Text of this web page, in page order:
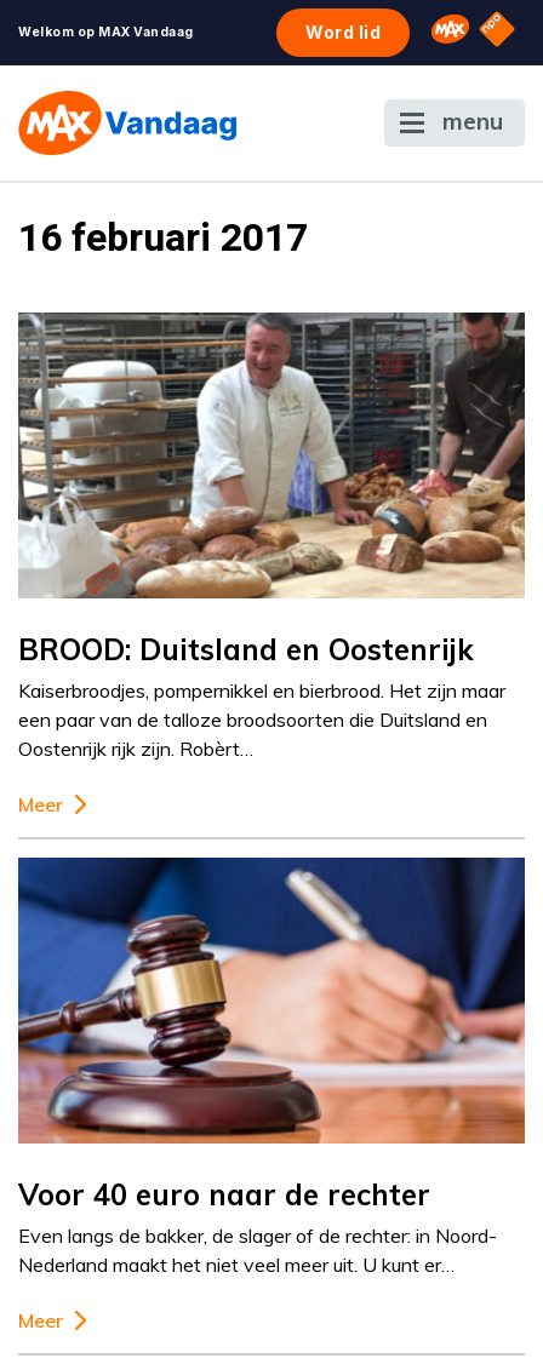
Welkom op MAX Vandaag Word lid Omroep
NPO
menu
16 februari 2017
BROOD: Duitsland en Oostenrijk
Kaiserbroodjes, pompernikkel en bierbrood. Het zijn maar
een paar van de talloze broodsoorten die Duitsland en
Oostenrijk rijk zijn. Robèrt…
Meer
Voor 40 euro naar de rechter
Even langs de bakker, de slager of de rechter: in Noord-
Nederland maakt het niet veel meer uit. U kunt er…
Meer